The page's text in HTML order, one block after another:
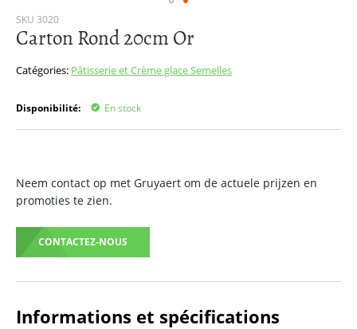
SKU 3020
Carton Rond 20cm Or
Catégories: Pâtisserie et Crème glaceSemelles
Disponibilité: En stock
Neem contact op met Gruyaert om de actuele prijzen en
promoties te zien.
CONTACTEZ-NOUS
Passer
au
de
d’images
Informations et spécifications